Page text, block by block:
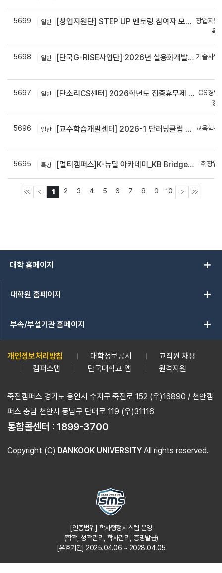
5699 일반 [창업지원단] STEP UP 멘토링 참여자 모집(~7월 29일)
창업지원
육
5698 일반 [단국G-RISE사업단] 2026년 실용화개발 지원(Grant) 과제 공고_~8/14(금)까지
기술사업
5697 일반 [단소리CS센터] 2026학년도 집중휴무제 안내 (EMS 및 이메일 발송 접수기한 : 7/24(금) 오후 12시까지)
CS경영
경
5696 일반 [교수학습개발센터] 2026-1 단러닝클럽 Best Practice 공모전 결과 안내
교육혁신
5695 특강 [멀티캠퍼스]K-뉴딜 아카데미_KB Bridge 과정 취창업
1 2 3 4 5 6 7 8 9 10
대학 홈페이지 add
대학원 홈페이지 add
부속/부설기관 홈페이지 add
개인정보처리방침 대학정보공시
교직원 채용
캠퍼스맵
단국대학교 앱 원격지원
죽전캠퍼스 경기도 용인시 수지구 죽전로 152 (우)16890 / 천안캠
퍼스 충남 천안시 동남구 단대로 119 (우)31116
통합콜센터 : 1899-3700
Copyright (C) DANKOOK UNIVERSITY All rights reserved.
[인증범위] 학사행정시스템 운영
(학적, 성적관리, 학사관리, 증명발급)
[유효기간] 2025.04.06 ~ 2028.04.05